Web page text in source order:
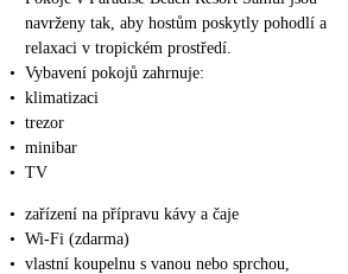
navrženy tak, aby hostům poskytly pohodlí a
relaxaci v tropickém prostředí.
• Vybavení pokojů zahrnuje:
• klimatizaci
• trezor
• minibar
• TV
• zařízení na přípravu kávy a čaje
• Wi-Fi (zdarma)
• vlastní koupelnu s vanou nebo sprchou,